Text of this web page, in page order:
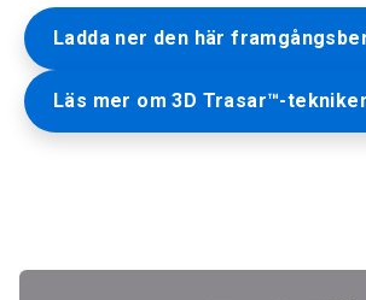
Ladda ner den här
Läs mer om 3D Trasar™-